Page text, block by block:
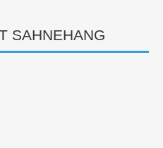
SAHNEHANG